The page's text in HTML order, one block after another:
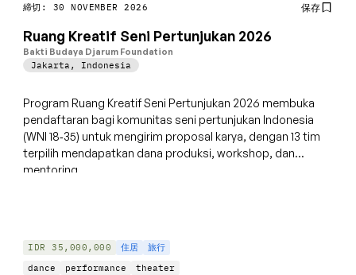
締切: 30 NOVEMBER 2026 保存
Ruang Kreatif Seni Pertunjukan 2026
Bakti Budaya Djarum Foundation
Jakarta , Indonesia
Program Ruang Kreatif Seni Pertunjukan 2026 membuka
pendaftaran bagi komunitas seni pertunjukan Indonesia
(WNI 18‑35) untuk mengirim proposal karya, dengan 13 tim
terpilih mendapatkan dana produksi, workshop, dan
mentoring.
IDR 35,000,000 住居
旅行
dance
performance theater